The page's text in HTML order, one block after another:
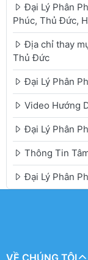
Đại Lý Phân
Phúc, Thủ Đức,
Địa chỉ thay
Thủ Đức
Đại Lý Phân
Video Hướng
Đại Lý Phân
Thông Tin
Đại Lý Phân